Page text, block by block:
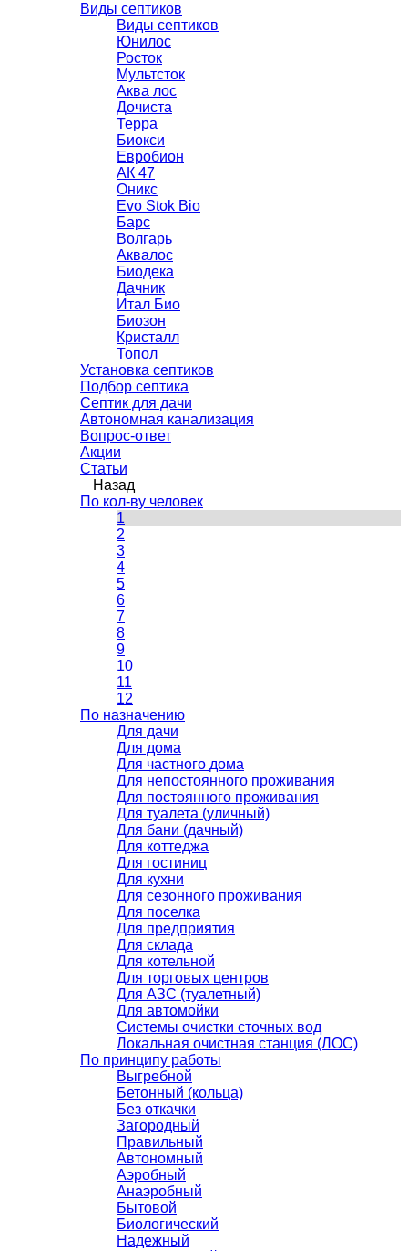
Виды септиков
Виды септиков
Юнилос
Росток
Мультсток
Аква лос
Дочиста
Терра
Биокси
Евробион
АК 47
Оникс
Evo Stok Bio
Барс
Волгарь
Аквалос
Биодека
Дачник
Итал Био
Биозон
Кристалл
Топол
Установка септиков
Подбор септика
Септик для дачи
Автономная канализация
Вопрос-ответ
Акции
Статьи
Назад
По кол-ву человек
1
2
3
4
5
6
7
8
9
10
11
12
По назначению
Для дачи
Для дома
Для частного дома
Для непостоянного проживания
Для постоянного проживания
Для туалета (уличный)
Для бани (дачный)
Для коттеджа
Для гостиниц
Для кухни
Для сезонного проживания
Для поселка
Для предприятия
Для склада
Для котельной
Для торговых центров
Для АЗС (туалетный)
Для автомойки
Системы очистки сточных вод
Локальная очистная станция (ЛОС)
По принципу работы
Выгребной
Бетонный (кольца)
Без откачки
Загородный
Правильный
Автономный
Аэробный
Анаэробный
Бытовой
Биологический
Надежный